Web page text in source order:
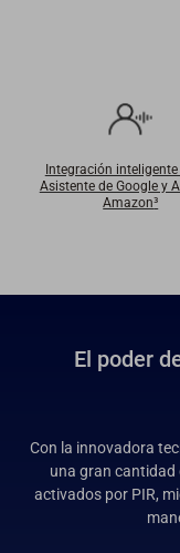
Integración inteligente
Asistente de Google y
Amazon³
El poder
Con la innovadora
una gran cantidad
activados por PIR,